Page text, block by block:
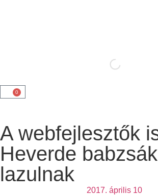
0
A webfejlesztők
Heverde
lazulnak
2017. április 10